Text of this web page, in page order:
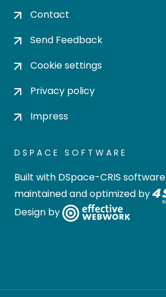
Contact
Send Feedback
Cookie settings
Privacy policy
Impress
DSPACE SOFTWARE
Built with DSpace-CRIS software
maintained and optimized by
Design by